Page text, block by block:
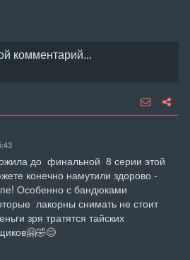
до  финальной  8 серии этой
конечно намутили здорово -
Особенно с бандюками
лакорны снимать не стоит
зря тратятся тайских